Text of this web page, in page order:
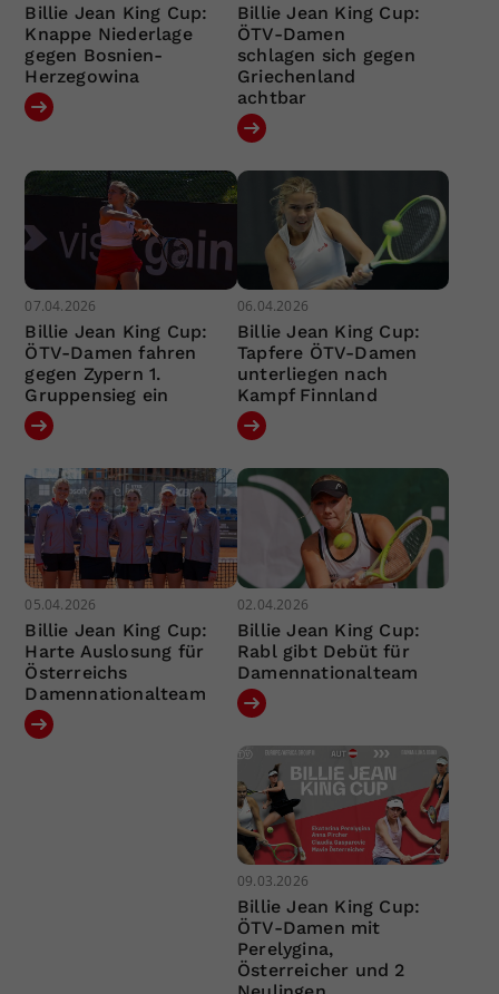
Billie Jean King Cup:
Knappe Niederlage
gegen Bosnien-
Herzegowina
Billie Jean King Cup:
ÖTV-Damen
schlagen sich gegen
Griechenland
achtbar
07.04.2026
Billie Jean King Cup:
ÖTV-Damen fahren
gegen Zypern 1.
Gruppensieg ein
06.04.2026
Billie Jean King Cup:
Tapfere ÖTV-Damen
unterliegen nach
Kampf Finnland
05.04.2026
Billie Jean King Cup:
Harte Auslosung für
Österreichs
Damennationalteam
02.04.2026
Billie Jean King Cup:
Rabl gibt Debüt für
Damennationalteam
09.03.2026
Billie Jean King Cup:
ÖTV-Damen mit
Perelygina,
Österreicher und 2